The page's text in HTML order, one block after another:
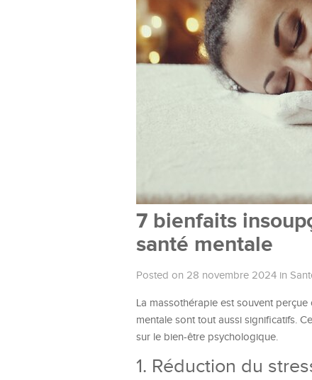
7 bienfaits
santé mentale
Posted on 28 novembre 2024 in
La massothérapie est souvent
mentale sont tout aussi significatifs.
sur le bien-être psychologique.
1. Réduction du